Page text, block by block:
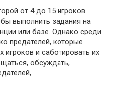
от 4 до 15 игроков
выполнить задания на
или базе. Однако среди
предателей, которые
и саботировать их
обсуждать,